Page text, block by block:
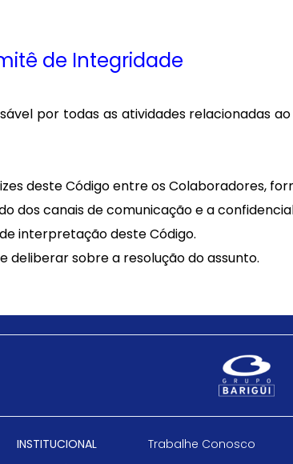
de Integridade
por todas as atividades relacionadas
deste Código entre os Colaboradores,
dos canais de comunicação e a
interpretação deste Código.
deliberar sobre a resolução do assunto.
INSTITUCIONAL
Trabalhe Conosco